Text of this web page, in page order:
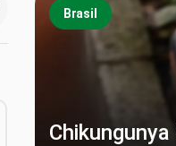
Brasil